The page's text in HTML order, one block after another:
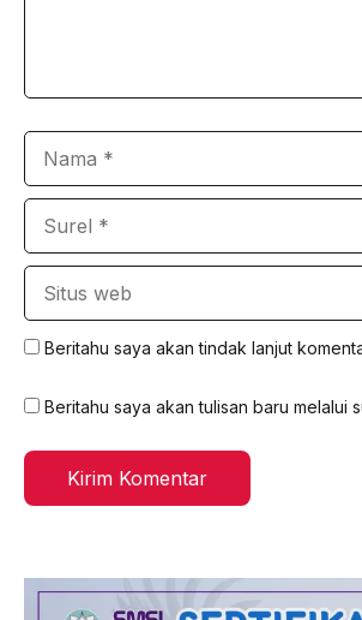
Beritahu saya akan tindak lanjut
Beritahu saya akan tulisan baru melalui